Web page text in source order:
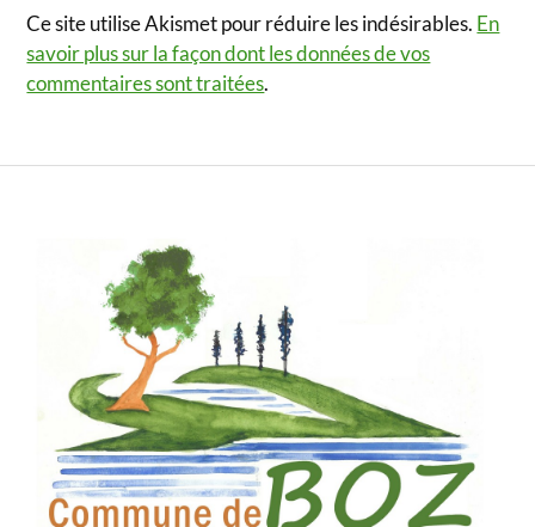
Ce site utilise Akismet pour réduire les indésirables. En
savoir plus sur la façon dont les données de vos
commentaires sont traitées.